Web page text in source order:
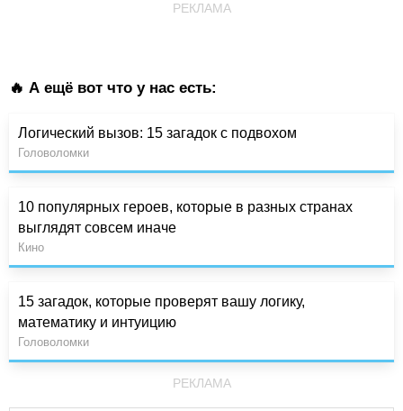
РЕКЛАМА
🔥 А ещё вот что у нас есть:
Логический вызов: 15 загадок с подвохом
Головоломки
10 популярных героев, которые в разных странах
выглядят совсем иначе
Кино
15 загадок, которые проверят вашу логику,
математику и интуицию
Головоломки
РЕКЛАМА